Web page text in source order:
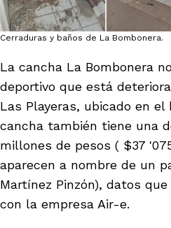
Cerraduras y baños de La Bombonera.
La cancha La Bombonera
deportivo que está
Las Playeras, ubicado en el
cancha también tiene una
millones de pesos ( $37
aparecen a nombre de un
Martínez Pinzón), datos
con la empresa Air-e.